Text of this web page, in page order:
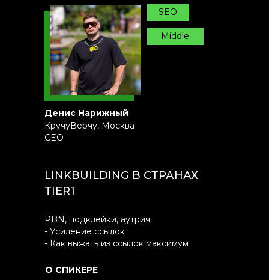
LINKBUILDING В СТРАНАХ
TIER1
Middle
SEO
PBN, подклейки, аутрич
- Усиление ссылок
- Как выжать из ссылок максимум
О СПИКЕРЕ
Денис Нарижный
КручуВерчу, Москва
CEO